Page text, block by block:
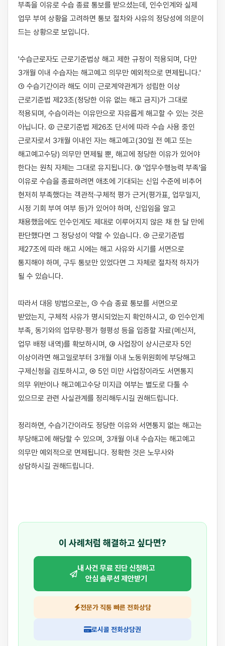
부족을 이유로 수습 종료 통보를 받으셨는데, 인수인계와 실제
업무 부여 상황을 고려하면 통보 절차와 사유의 정당성에 의문이
드는 상황으로 보입니다.
'수습근로자도 근로기준법상 해고 제한 규정이 적용되며, 다만
3개월 이내 수습자는 해고예고 의무만 예외적으로 면제됩니다.'
① 수습기간이라 해도 이미 근로계약관계가 성립한 이상
근로기준법 제23조(정당한 이유 없는 해고 금지)가 그대로
적용되며, 수습이라는 이유만으로 자유롭게 해고할 수 있는 것은
아닙니다. ② 근로기준법 제26조 단서에 따라 수습 사용 중인
근로자로서 3개월 이내인 자는 해고예고(30일 전 예고 또는
해고예고수당) 의무만 면제될 뿐, 해고에 정당한 이유가 있어야
한다는 원칙 자체는 그대로 유지됩니다. ③ '업무수행능력 부족'을
이유로 수습을 종료하려면 애초에 기대되는 신입 수준에 비추어
현저히 부족했다는 객관적·구체적 평가 근거(평가표, 업무일지,
시정 기회 부여 여부 등)가 있어야 하며, 신입임을 알고
채용했음에도 인수인계도 제대로 이루어지지 않은 채 한 달 만에
판단했다면 그 정당성이 약할 수 있습니다. ④ 근로기준법
제27조에 따라 해고 시에는 해고 사유와 시기를 서면으로
통지해야 하며, 구두 통보만 있었다면 그 자체로 절차적 하자가
될 수 있습니다.
따라서 대응 방법으로는, ① 수습 종료 통보를 서면으로
받았는지, 구체적 사유가 명시되었는지 확인하시고, ② 인수인계
부족, 동기와의 업무량·평가 형평성 등을 입증할 자료(메신저,
업무 배정 내역)를 확보하시며, ③ 사업장이 상시근로자 5인
이상이라면 해고일로부터 3개월 이내 노동위원회에 부당해고
구제신청을 검토하시고, ④ 5인 미만 사업장이라도 서면통지
의무 위반이나 해고예고수당 미지급 여부는 별도로 다툴 수
있으므로 관련 사실관계를 정리해두시길 권해드립니다.
정리하면, 수습기간이라도 정당한 이유와 서면통지 없는 해고는
부당해고에 해당할 수 있으며, 3개월 이내 수습자는 해고예고
의무만 예외적으로 면제됩니다. 정확한 것은 노무사와
상담하시길 권해드립니다.
이 사례처럼 해결하고 싶다면?
내 사건 무료 진단 신청하고
안심 솔루션 제안받기
전문가 직통 빠른 전화상담
로시콜 전화상담권